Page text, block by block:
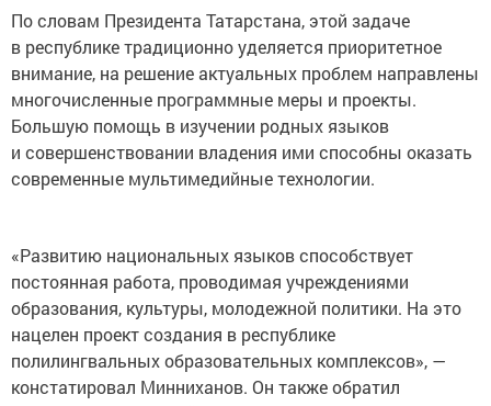
По словам Президента Татарстана, этой задаче
в республике традиционно уделяется приоритетное
внимание, на решение актуальных проблем направлены
многочисленные программные меры и проекты.
Большую помощь в изучении родных языков
и совершенствовании владения ими способны оказать
современные мультимедийные технологии.
«Развитию национальных языков способствует
постоянная работа, проводимая учреждениями
образования, культуры, молодежной политики. На это
нацелен проект создания в республике
полилингвальных образовательных комплексов», —
констатировал Минниханов. Он также обратил